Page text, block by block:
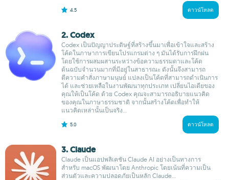
4.5 ดาวน์โหลด
2. Codex
Codex เป็นปัญญาประดิษฐ์ที่สร้างขึ้นมาเพื่อเข้าใจและสร้าง
โค้ดในภาษาการเขียนโปรแกรมต่าง ๆ มันได้รับการฝึกฝน
โดยใช้การผสมผสานระหว่างข้อความธรรมดาและโค้ด
ต้นฉบับจำนวนมากที่มีอยู่ในสาธารณะ ดังนั้นจึงสามารถ
ตีความคำสั่งภาษามนุษย์ แปลงเป็นโค้ดที่สามารถดำเนินการ
ได้ และช่วยเหลือในงานพัฒนาทุกประเภท เปลี่ยนไอเดียของ
คุณให้เป็นโค้ด ด้วย Codex คุณจะสามารถอธิบายแนวคิด
ของคุณในภาษาธรรมชาติ จากนั้นสร้างโค้ดเพื่อทำให้
แนวคิดเหล่านั้นเป็นจริง...
5.0 ดาวน์โหลด
3. Claude
Claude เป็นแอปพลิเคชัน Claude AI อย่างเป็นทางการ
สำหรับ macOS พัฒนาโดย Anthropic โดยเน้นที่ความเป็น
ส่วนตัวและความปลอดภัยเป็นหลัก Claude...